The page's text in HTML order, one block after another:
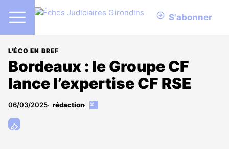
S'abonner
L'ÉCO EN BREF
Bordeaux : le Groupe CF
lance l’expertise CF RSE
06/03/2025 rédaction
Cet